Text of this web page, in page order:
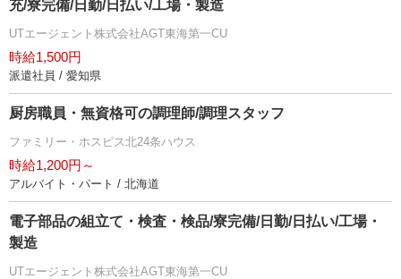
充/寮完備/日勤/日払い/工場・製造
UTエージェント株式会社AGT東海第一CU
時給1,500円
派遣社員 / 愛知県
厨房職員・無資格可の調理師/調理スタッフ
ファミリー・ホスピス北24条ハウス
時給1,200円～
アルバイト・パート / 北海道
電子部品の組立て・検査・検品/寮完備/日勤/日払い/工場・
製造
UTエージェント株式会社AGT東海第一CU